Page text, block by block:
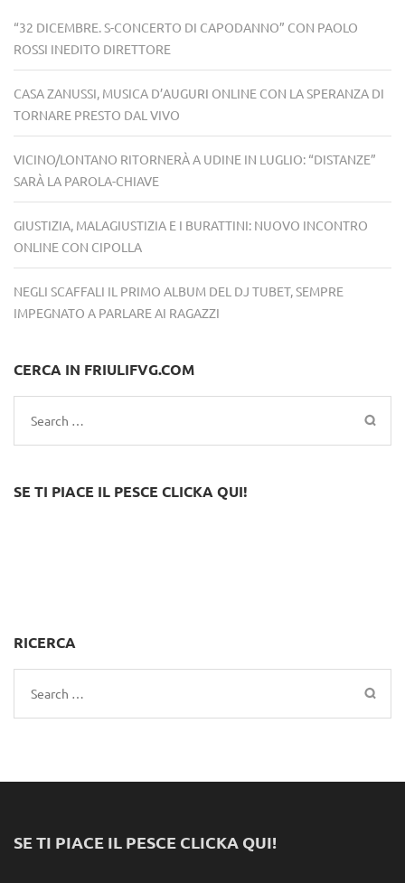
“32 DICEMBRE. S-CONCERTO DI CAPODANNO” CON PAOLO
ROSSI INEDITO DIRETTORE
CASA ZANUSSI, MUSICA D’AUGURI ONLINE CON LA SPERANZA DI
TORNARE PRESTO DAL VIVO
VICINO/LONTANO RITORNERÀ A UDINE IN LUGLIO: “DISTANZE”
SARÀ LA PAROLA-CHIAVE
GIUSTIZIA, MALAGIUSTIZIA E I BURATTINI: NUOVO INCONTRO
ONLINE CON CIPOLLA
NEGLI SCAFFALI IL PRIMO ALBUM DEL DJ TUBET, SEMPRE
IMPEGNATO A PARLARE AI RAGAZZI
CERCA IN FRIULIFVG.COM
Search
for:
SE TI PIACE IL PESCE CLICKA QUI!
RICERCA
Search
for:
SE TI PIACE IL PESCE CLICKA QUI!